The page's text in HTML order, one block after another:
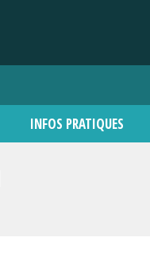
INFOS PRATIQUES